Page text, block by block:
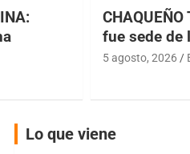
fue sede de
5 agosto, 2026
Lo que viene
IAME SERIES ARGENTINA 6
Ramiro Tot (Asfalto)
Baradero (Buenos Aires)
ENTRERRIANO - F6 (POSTERGADA)